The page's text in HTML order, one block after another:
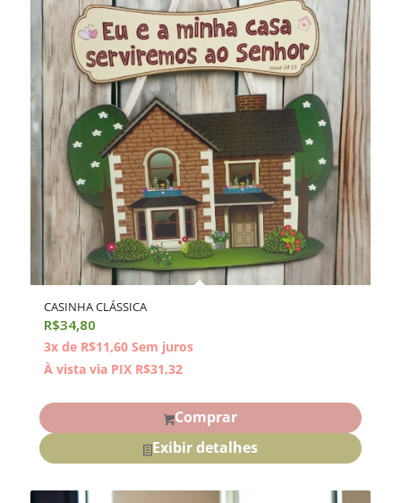
CASINHA CLÁSSICA
R$34,80
3x de R$11,60 Sem juros
À vista via PIX R$31,32
Comprar
Exibir detalhes